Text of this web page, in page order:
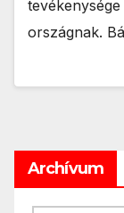
országnak.
Archívum